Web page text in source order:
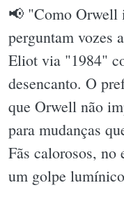
📢 "Como Orwell
perguntam vozes
Eliot via "1984"
desencanto. O
que Orwell não
para mudanças
Fãs calorosos, no
um golpe